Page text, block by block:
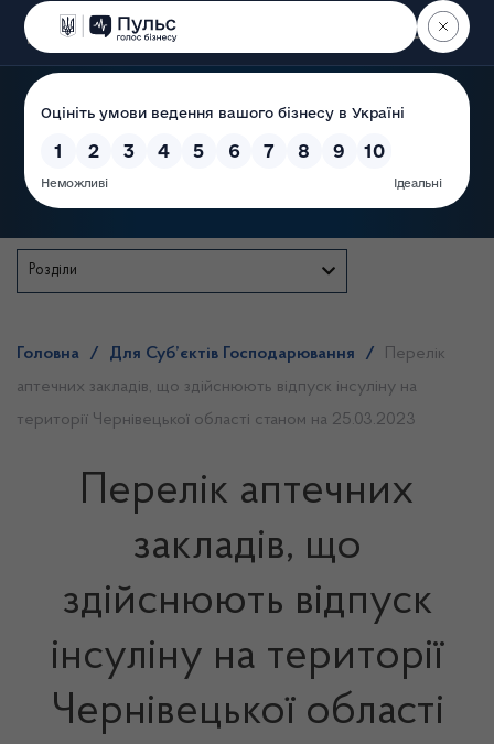
Пошук
Розділи
Головна / Для Суб’єктів Господарювання /
Перелік
аптечних закладів, що здійснюють відпуск інсуліну на
території Чернівецької області станом на 25.03.2023
Перелік аптечних
закладів, що
здійснюють відпуск
інсуліну на території
Чернівецької області